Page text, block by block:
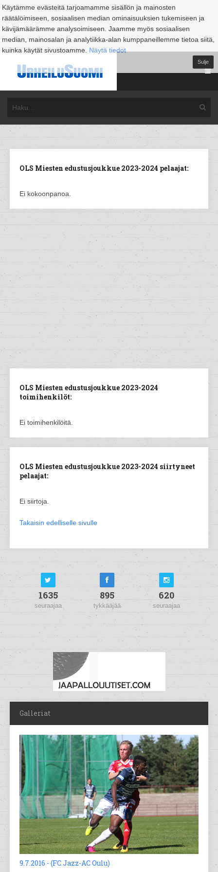
Käytämme evästeitä tarjoamamme sisällön ja mainosten
räätälöimiseen, sosiaalisen median ominaisuuksien tukemiseen ja
kävijämäärämme analysoimiseen. Jaamme myös sosiaalisen
median, mainosalan ja analytiikka-alan kumppaneillemme tietoa siitä,
kuinka käytät sivustoamme. Näytä tiedot
Sulje
OLS Miesten edustusjoukkue 2023-2024 pelaajat:
Ei kokoonpanoa.
OLS Miesten edustusjoukkue 2023-2024
toimihenkilöt:
Ei toimihenkilöitä.
OLS Miesten edustusjoukkue 2023-2024 siirtyneet
pelaajat:
Ei siirtoja.
Takaisin edelliselle sivulle
1635
seuraajaa
895
tykkääjää
620
seuraajaa
Galleriat
9.7.2016 - (FC Jazz-AC Oulu)